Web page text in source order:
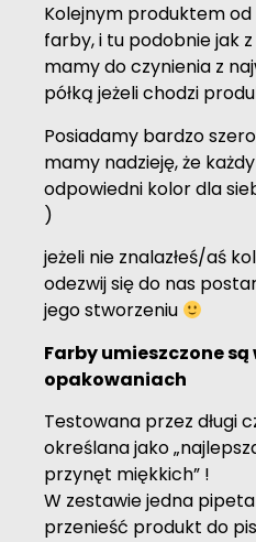
Kolejnym produktem
farby, i tu podobnie jak
mamy do czynienia z
półką jeżeli chodzi
Posiadamy bardzo
mamy nadzieję, że
odpowiedni kolor dla
)
jeżeli nie znalazłeś/aś
odezwij się do nas
jego stworzeniu
Farby umieszczone są
opakowaniach
Testowana przez długi
określana jako
przynęt miękkich” !
W zestawie jedna
przenieść produkt do